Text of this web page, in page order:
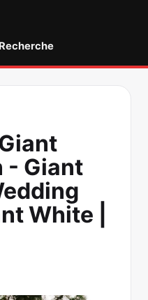
Recherche
- Giant
White |